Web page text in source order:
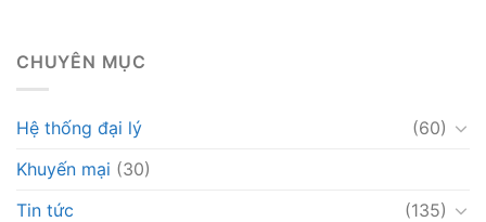
CHUYÊN MỤC
Hệ thống đại lý
(60)
Khuyến mại (30)
Tin tức
(135)